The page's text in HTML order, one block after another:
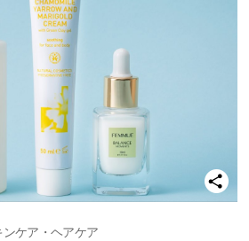
ケア・ヘアケア